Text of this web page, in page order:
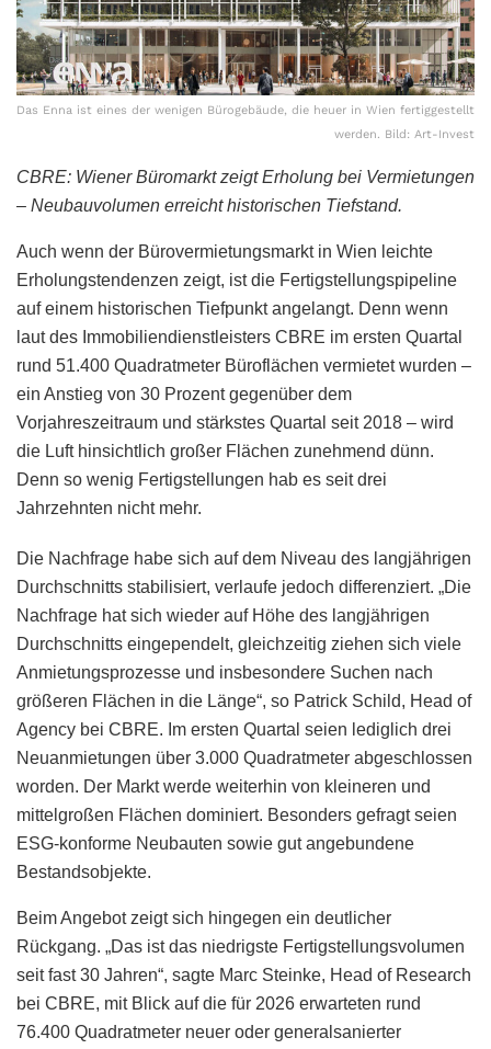
Das Enna ist eines der wenigen Bürogebäude, die heuer in Wien fertiggestellt
werden. Bild: Art-Invest
CBRE: Wiener Büromarkt zeigt Erholung bei Vermietungen
– Neubauvolumen erreicht historischen Tiefstand.
Auch wenn der Bürovermietungsmarkt in Wien leichte
Erholungstendenzen zeigt, ist die Fertigstellungspipeline
auf einem historischen Tiefpunkt angelangt. Denn wenn
laut des Immobiliendienstleisters CBRE im ersten Quartal
rund 51.400 Quadratmeter Büroflächen vermietet wurden –
ein Anstieg von 30 Prozent gegenüber dem
Vorjahreszeitraum und stärkstes Quartal seit 2018 – wird
die Luft hinsichtlich großer Flächen zunehmend dünn.
Denn so wenig Fertigstellungen hab es seit drei
Jahrzehnten nicht mehr.
Die Nachfrage habe sich auf dem Niveau des langjährigen
Durchschnitts stabilisiert, verlaufe jedoch differenziert. „Die
Nachfrage hat sich wieder auf Höhe des langjährigen
Durchschnitts eingependelt, gleichzeitig ziehen sich viele
Anmietungsprozesse und insbesondere Suchen nach
größeren Flächen in die Länge“, so Patrick Schild, Head of
Agency bei CBRE. Im ersten Quartal seien lediglich drei
Neuanmietungen über 3.000 Quadratmeter abgeschlossen
worden. Der Markt werde weiterhin von kleineren und
mittelgroßen Flächen dominiert. Besonders gefragt seien
ESG-konforme Neubauten sowie gut angebundene
Bestandsobjekte.
Beim Angebot zeigt sich hingegen ein deutlicher
Rückgang. „Das ist das niedrigste Fertigstellungsvolumen
seit fast 30 Jahren“, sagte Marc Steinke, Head of Research
bei CBRE, mit Blick auf die für 2026 erwarteten rund
76.400 Quadratmeter neuer oder generalsanierter